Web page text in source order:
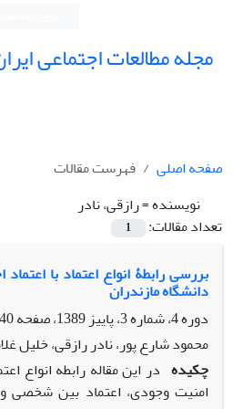
مجله مطالعات اجتماعی
صفحه اصلی
فهرست مقالات
نویسنده =رازقی، نادر
تعداد مقالات:
1
بررسی رابطۀ انواع اعتماد با
دانشگاه مازندران
دوره 4، شماره 3، پاییز 1389، صفحه
40-53
محمود شارع پور، نادر رازقی، خلیل
چکیده در این مقاله رابطه انواع
امنیت وجودی، اعتماد بین شخصی و